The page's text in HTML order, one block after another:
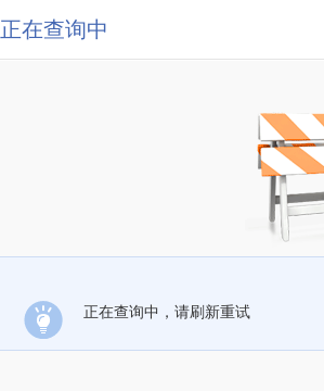
正在查询中
正在查询中，请刷新重试